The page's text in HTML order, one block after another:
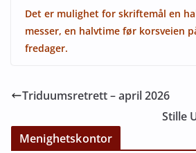
Det er mulighet for skriftemål en
messer, en halvtime før korsveien
fredager.
Triduumsretrett – april 2026
Stille
Menighetskontor